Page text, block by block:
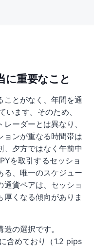
に重要なこと
ことがなく、年間を通
ます。そのため、
ーダーとは異なり、
ョンが重なる時間帯は
、夕方ではなく午前中
を取引するセッショ
る、唯一のスケジュー
貨ペアは、セッショ
くなる傾向がありま
の選択です。
含めており（1.2 pips